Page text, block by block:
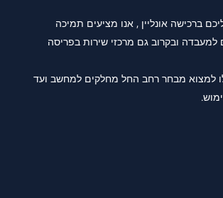
ברכישה אונליין , אנו מציעים תמיכה
למעבדה ובקרוב גם מרכזי שירות בפריסה
למצוא מבחר רחב החל מחלקים למחשב ועד